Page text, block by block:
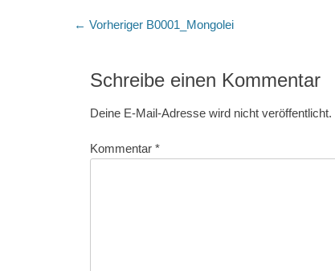
Beitragsnavigation
← Vorheriger Vorheriger
B0001_Mongolei
Schreibe einen Kommentar
Deine E-Mail-Adresse wird nicht veröffentlicht.
Kommentar *